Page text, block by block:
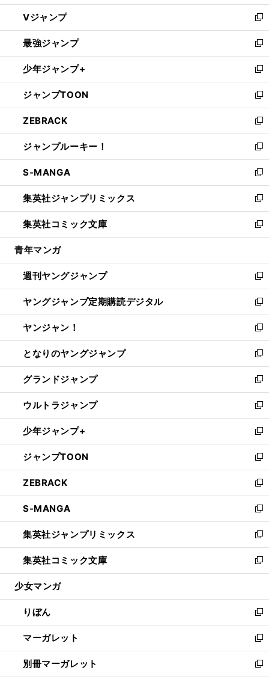
ウ
ィ
ン
ド
ウ
で
開
く
し
い
ウ
ィ
ン
ド
ウ
で
開
く
Vジャンプ
新
し
い
ウ
ィ
ン
ド
ウ
で
開
く
最強ジャンプ
新
し
い
ウ
ィ
ン
ド
ウ
で
開
く
少年ジャンプ+
新
し
い
ウ
ィ
ン
ド
ウ
で
開
く
ジャンプTOON
新
し
い
ウ
ィ
ン
ド
ウ
で
開
く
ZEBRACK
新
し
い
ウ
ィ
ン
ド
ウ
で
開
ジャンプルーキー！
新
し
い
ウ
ィ
ン
ド
ウ
開
く
S-MANGA
新
し
い
ウ
ィ
ン
ウ
で
開
く
集英社ジャンプリミックス
新
し
い
ウ
ン
ド
ウ
で
開
く
集英社コミック文庫
新
し
ウ
ィ
ン
ド
ウ
で
開
く
青年マンガ
週刊ヤングジャンプ
新
し
い
ウ
ィ
ン
ド
ウ
で
開
く
ヤングジャンプ定期購読デジタル
新
し
い
ウ
ィ
ン
ド
ウ
で
開
く
ヤンジャン！
新
し
い
ウ
ィ
ン
ド
ウ
で
開
く
となりのヤングジャンプ
新
し
い
ウ
ィ
ン
ド
ウ
で
開
く
グランドジャンプ
新
し
い
ウ
ィ
ン
ド
ウ
で
開
く
ウルトラジャンプ
新
し
い
ウ
ィ
ン
ド
ウ
で
開
く
少年ジャンプ+
新
し
い
ウ
ィ
ン
ド
ウ
で
開
く
ジャンプTOON
新
し
い
ウ
ィ
ン
ド
ウ
で
開
ZEBRACK
新
し
い
ウ
ィ
ン
ド
ウ
開
く
S-MANGA
新
し
い
ウ
ィ
ン
ウ
で
開
く
集英社ジャンプリミックス
新
し
い
ウ
ン
ド
ウ
で
開
く
集英社コミック文庫
新
し
ウ
ィ
ン
ド
ウ
で
開
少女マンガ
りぼん
新
し
い
ウ
ィ
ン
マーガレット
新
し
い
ウ
別冊マーガレット
新
し